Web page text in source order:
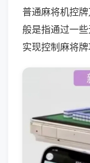
普通麻将机控
般是指通过一
实现控制麻将牌